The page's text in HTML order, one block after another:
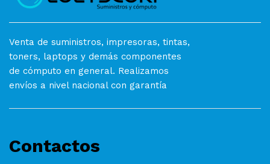
Venta de suministros, impresoras, tintas,
toners, laptops y demás componentes
de cómputo en general. Realizamos
envíos a nivel nacional con garantía
Contactos